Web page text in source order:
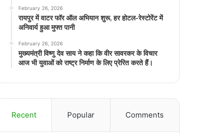
February 26, 2026
रायपुर में वाटर फॉर ऑल अभियान शुरू, हर होटल-रेस्टोरेंट में
अनिवार्य हुआ मुफ्त पानी
February 26, 2026
मुख्यमंत्री विष्णु देव साय ने कहा कि वीर सावरकर के विचार
आज भी युवाओं को राष्ट्र निर्माण के लिए प्रेरित करते हैं।
Recent Popular Comments